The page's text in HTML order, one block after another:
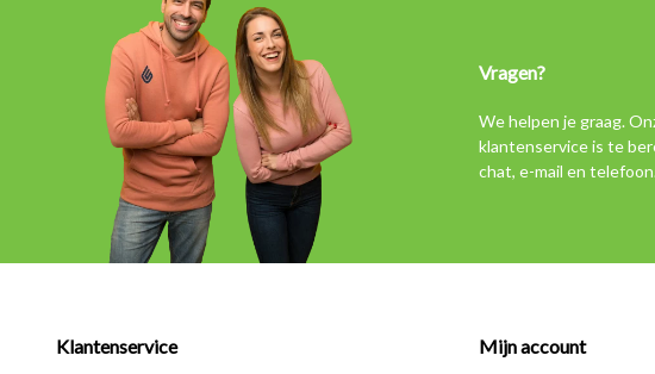
Vragen?
We helpen je graag.
klantenservice is te
chat, e-mail en
Klantenservice Mijn account